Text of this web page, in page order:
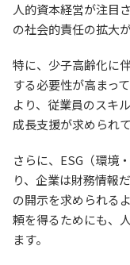
人的資本経営が注目
の社会的責任の拡大
特に、少子高齢化に
する必要性が高まっ
より、従業員のスキ
成長支援が求められ
さらに、ESG（環境
り、企業は財務情報
の開示を求められる
頼を得るためにも、
ます。